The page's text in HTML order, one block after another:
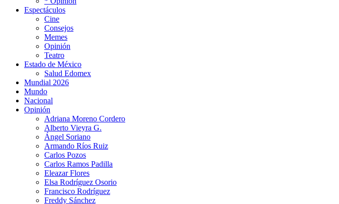
Espectáculos
Cine
Consejos
Memes
Opinión
Teatro
Estado de México
Salud Edomex
Mundial 2026
Mundo
Nacional
Opinión
Adriana Moreno Cordero
Alberto Vieyra G.
Ángel Soriano
Armando Ríos Ruiz
Carlos Pozos
Carlos Ramos Padilla
Eleazar Flores
Elsa Rodríguez Osorio
Francisco Rodríguez
Freddy Sánchez